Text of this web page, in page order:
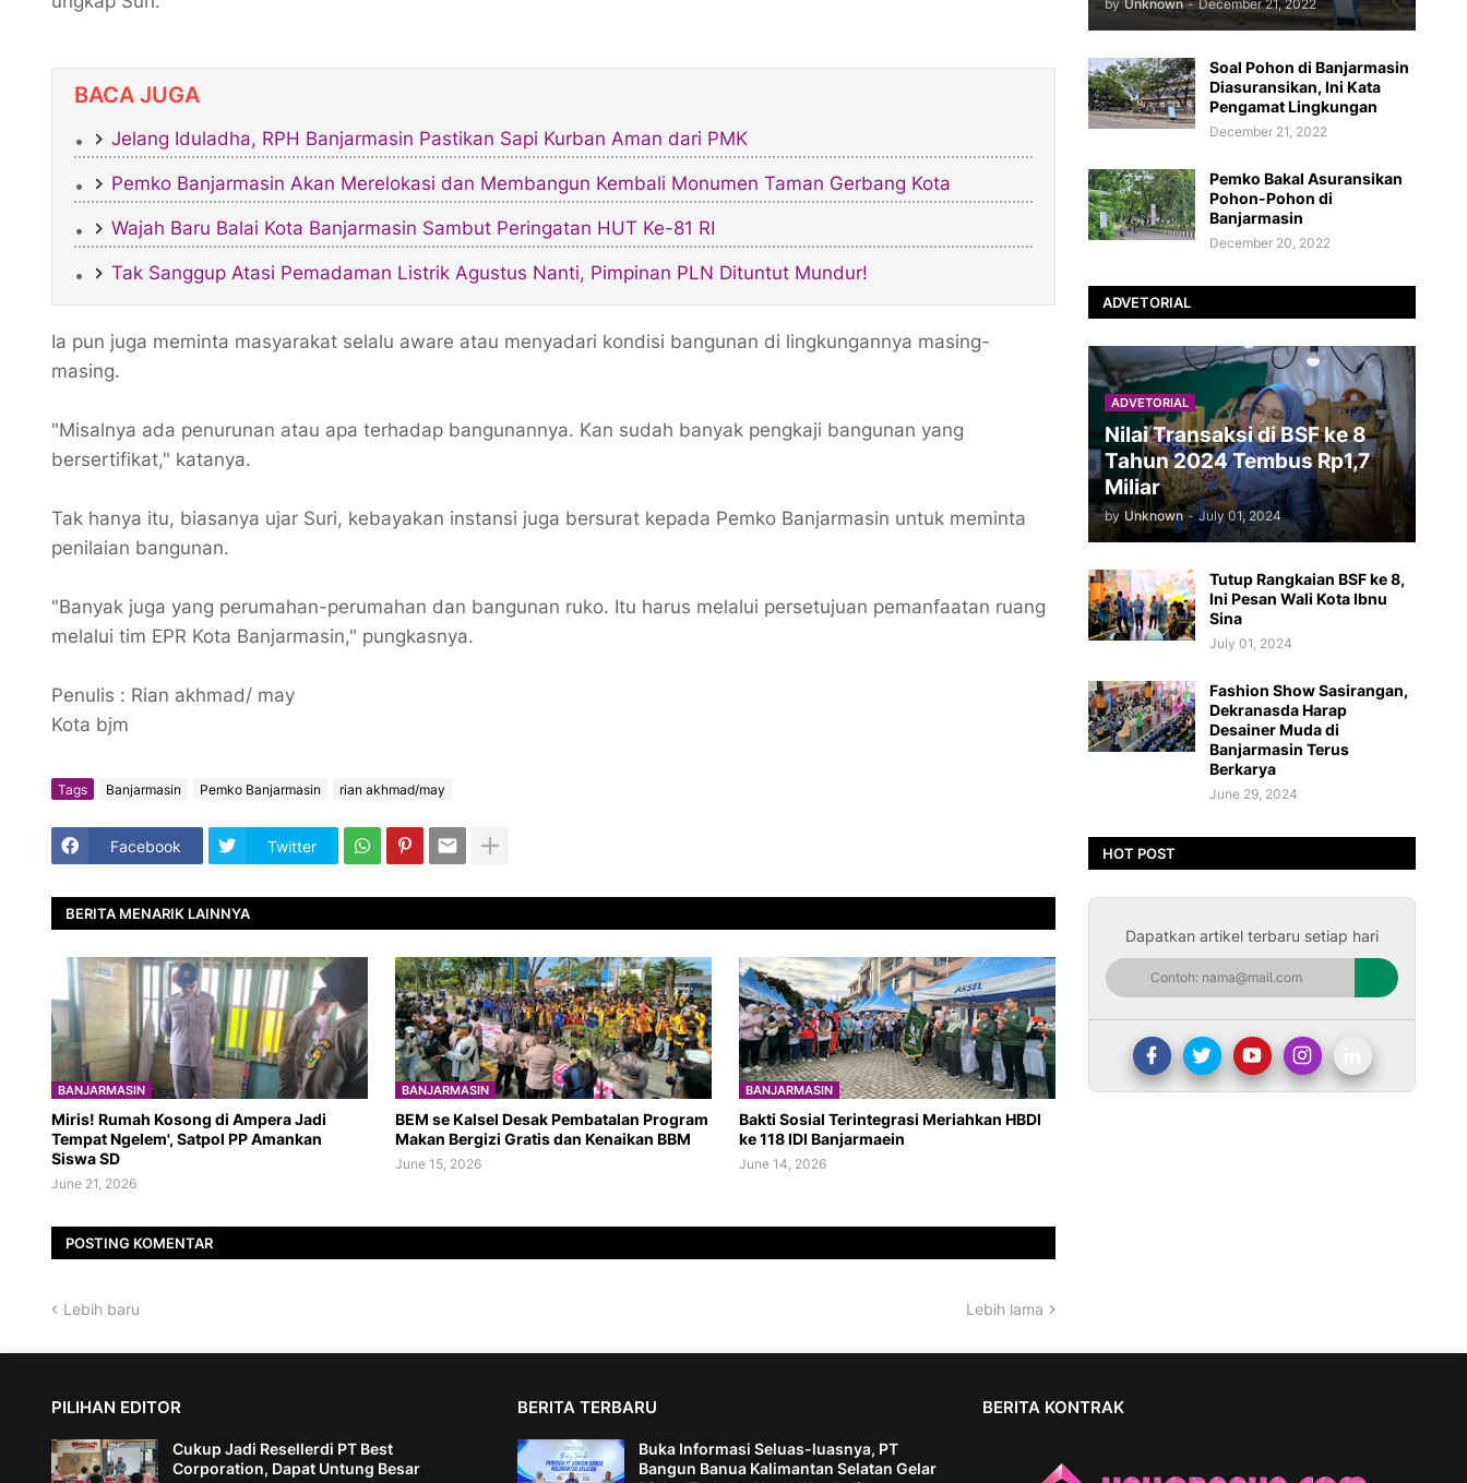
BACA JUGA
Jelang Iduladha, RPH Banjarmasin Pastikan Sapi Kurban Aman dari PMK
Pemko Banjarmasin Akan Merelokasi dan Membangun Kembali Monumen Taman Gerbang Kota
​Wajah Baru Balai Kota Banjarmasin Sambut Peringatan HUT Ke-81 RI
Tak Sanggup Atasi Pemadaman Listrik Agustus Nanti, Pimpinan PLN Dituntut Mundur!
Ia pun juga meminta masyarakat selalu aware atau menyadari kondisi bangunan di lingkungannya masing-
masing.
"Misalnya ada penurunan atau apa terhadap bangunannya. Kan sudah banyak pengkaji bangunan yang
bersertifikat," katanya.
Tak hanya itu, biasanya ujar Suri, kebayakan instansi juga bersurat kepada Pemko Banjarmasin untuk meminta
penilaian bangunan.
"Banyak juga yang perumahan-perumahan dan bangunan ruko. Itu harus melalui persetujuan pemanfaatan ruang
melalui tim EPR Kota Banjarmasin," pungkasnya.
Penulis : Rian akhmad/ may
Kota bjm
Tags Banjarmasin Pemko Banjarmasin rian akhmad/may
Facebook Twitter
BERITA MENARIK LAINNYA
BANJARMASIN
​Miris! Rumah Kosong di Ampera Jadi
Tempat Ngelem', Satpol PP Amankan
Siswa SD
June 21, 2026
BANJARMASIN
BEM se Kalsel Desak Pembatalan Program
Makan Bergizi Gratis dan Kenaikan BBM
June 15, 2026
BANJARMASIN
Bakti Sosial Terintegrasi Meriahkan HBDI
ke 118 IDI Banjarmaein
June 14, 2026
POSTING KOMENTAR
Lebih baru Lebih lama
by Unknown - December 21, 2022
Soal Pohon di Banjarmasin
Diasuransikan, Ini Kata
Pengamat Lingkungan
December 21, 2022
Pemko Bakal Asuransikan
Pohon-Pohon di
Banjarmasin
December 20, 2022
ADVETORIAL
ADVETORIAL
Nilai Transaksi di BSF ke 8
Tahun 2024 Tembus Rp1,7
Miliar
by Unknown - July 01, 2024
Tutup Rangkaian BSF ke 8,
Ini Pesan Wali Kota Ibnu
Sina
July 01, 2024
Fashion Show Sasirangan,
Dekranasda Harap
Desainer Muda di
Banjarmasin Terus
Berkarya
June 29, 2024
HOT POST
Dapatkan artikel terbaru setiap hari
PILIHAN EDITOR
Cukup Jadi Resellerdi PT Best
Corporation, Dapat Untung Besar
BERITA TERBARU
Buka Informasi Seluas-luasnya, PT
Bangun Banua Kalimantan Selatan Gelar
BERITA KONTRAK